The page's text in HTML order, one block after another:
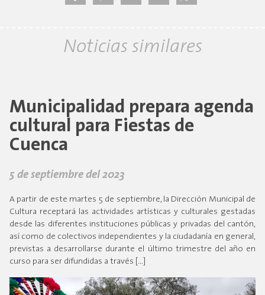
Noticias similares
Municipalidad prepara agenda
cultural para Fiestas de
Cuenca
5 de septiembre del 2023
A partir de este martes 5 de septiembre, la Dirección Municipal de
Cultura receptará las actividades artísticas y culturales gestadas
desde las diferentes instituciones públicas y privadas del cantón,
así como de colectivos independientes y la ciudadanía en general,
previstas a desarrollarse durante el último trimestre del año en
curso para ser difundidas a través […]